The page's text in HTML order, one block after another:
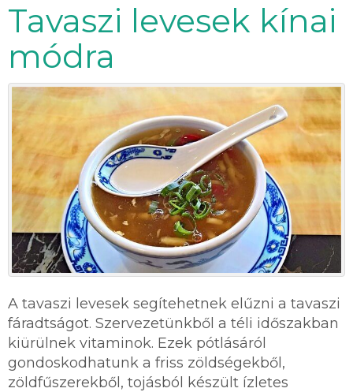
Tavaszi levesek kínai
módra
A tavaszi levesek segítehetnek elűzni a tavaszi
fáradtságot. Szervezetünkből a téli időszakban
kiürülnek vitaminok. Ezek pótlásáról
gondoskodhatunk a friss zöldségekből,
zöldfűszerekből, tojásból készült ízletes